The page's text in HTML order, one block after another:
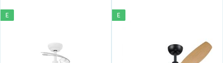
Barva
E E